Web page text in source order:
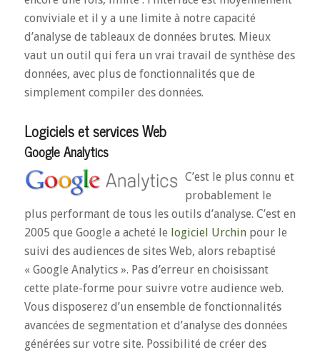
conviviale et il y a une limite à notre capacité
d’analyse de tableaux de données brutes. Mieux
vaut un outil qui fera un vrai travail de synthèse des
données, avec plus de fonctionnalités que de
simplement compiler des données.
Logiciels et services Web
Google Analytics
C’est le plus connu et
probablement le
plus performant de tous les outils d’analyse. C’est en
2005 que Google a acheté le logiciel Urchinpour le
suivi des audiences de sites Web, alors rebaptisé
« Google Analytics ». Pas d’erreur en choisissant
cette plate-forme pour suivre votre audience web.
Vous disposerez d’un ensemble de fonctionnalités
avancées de segmentation et d’analyse des données
générées sur votre site. Possibilité de créer des